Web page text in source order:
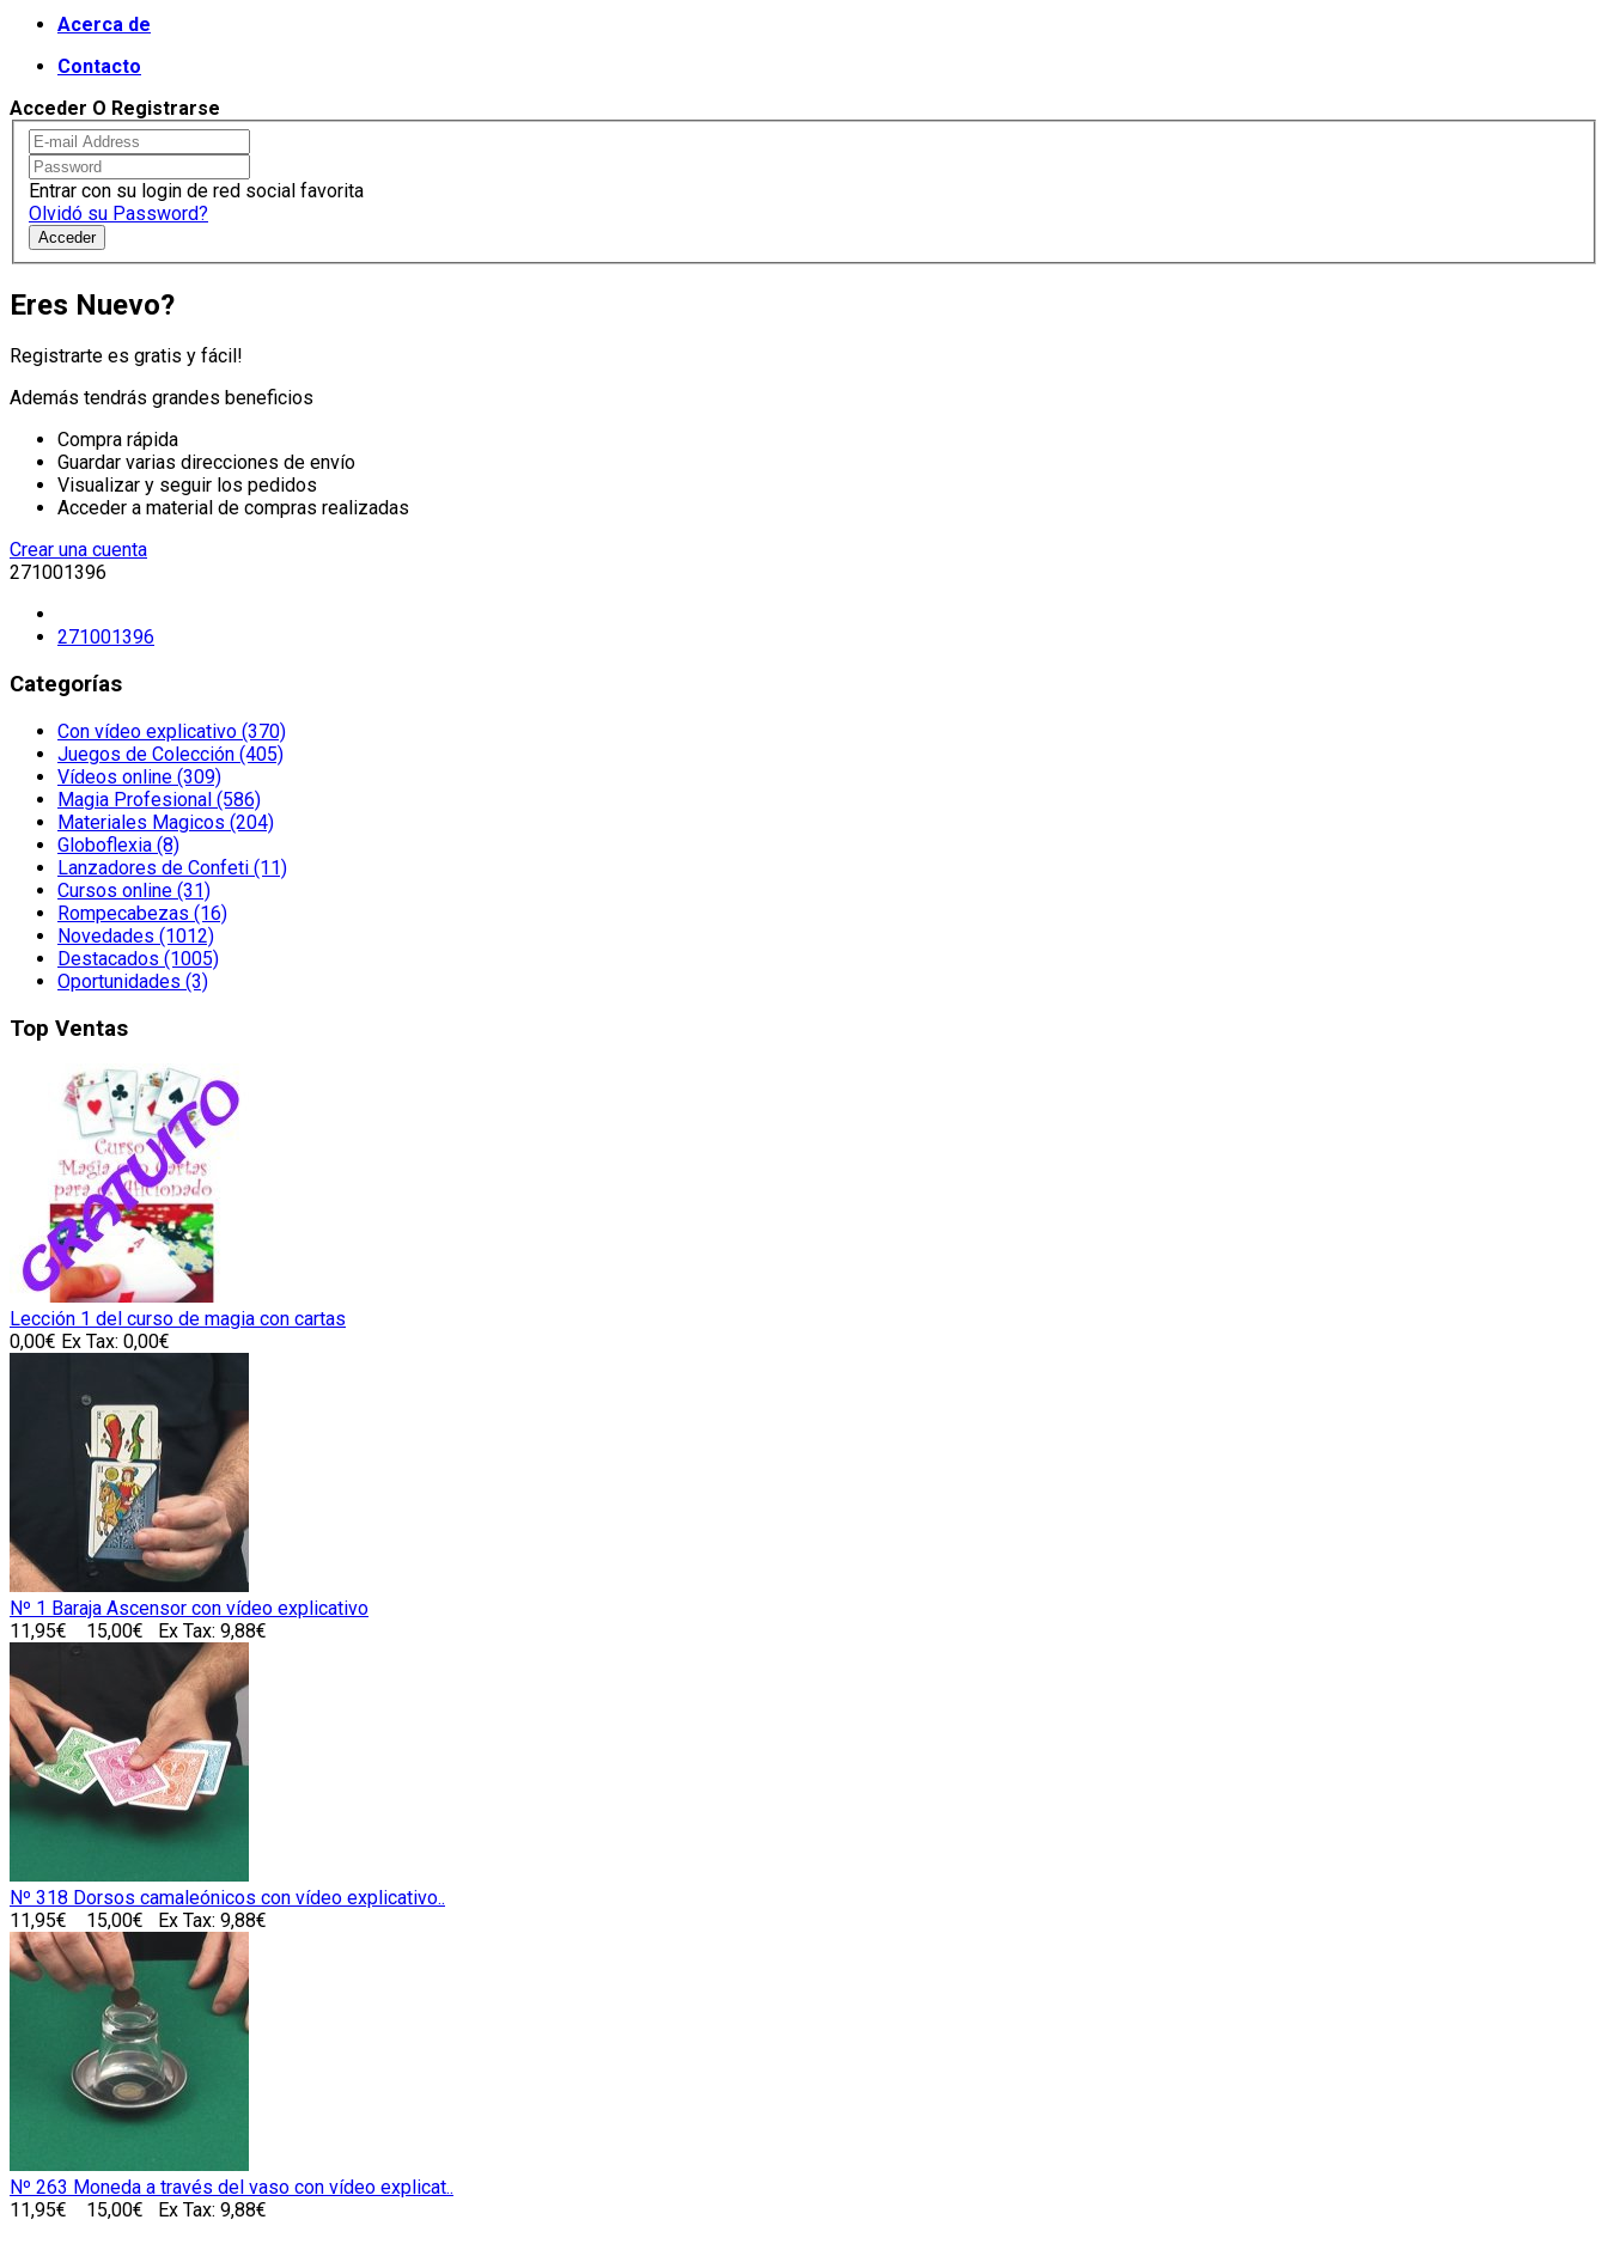
Acerca de
Contacto
Acceder O Registrarse
Entrar con su login de red social favorita
Olvidó su Password?
Acceder
Eres Nuevo?
Registrarte es gratis y fácil!
Además tendrás grandes beneficios
Compra rápida
Guardar varias direcciones de envío
Visualizar y seguir los pedidos
Acceder a material de compras realizadas
Crear una cuenta
271001396
271001396
Categorías
Con vídeo explicativo (370)
Juegos de Colección (405)
Vídeos online (309)
Magia Profesional (586)
Materiales Magicos (204)
Globoflexia (8)
Lanzadores de Confeti (11)
Cursos online (31)
Rompecabezas (16)
Novedades (1012)
Destacados (1005)
Oportunidades (3)
Top Ventas
Lección 1 del curso de magia con cartas
0,00€ Ex Tax: 0,00€
Nº 1 Baraja Ascensor con vídeo explicativo
11,95€
15,00€ Ex Tax: 9,88€
Nº 318 Dorsos camaleónicos con vídeo explicativo..
11,95€
15,00€ Ex Tax: 9,88€
Nº 263 Moneda a través del vaso con vídeo explicat..
11,95€
15,00€ Ex Tax: 9,88€